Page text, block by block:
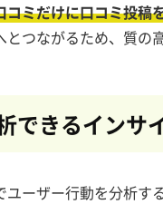
コミだけに口コミ投稿
つながるため、質の
できるインサ
ーザー行動を分析す